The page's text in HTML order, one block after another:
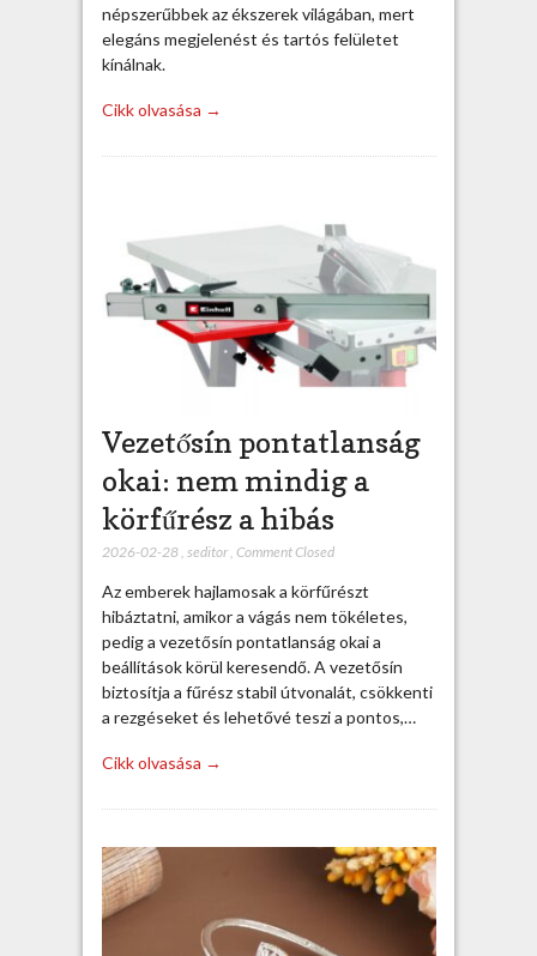
népszerűbbek az ékszerek világában, mert
elegáns megjelenést és tartós felületet
kínálnak.
Cikk olvasása →
Vezetősín pontatlanság
okai: nem mindig a
körfűrész a hibás
2026-02-28, seditor, Comment Closed
Az emberek hajlamosak a körfűrészt
hibáztatni, amikor a vágás nem tökéletes,
pedig a vezetősín pontatlanság okai a
beállítások körül keresendő. A vezetősín
biztosítja a fűrész stabil útvonalát, csökkenti
a rezgéseket és lehetővé teszi a pontos,…
Cikk olvasása →